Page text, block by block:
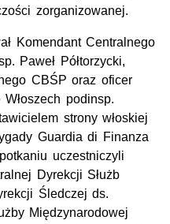
zorganizowanej.
Komendant Centralnego
Paweł Półtorzycki,
CBŚP oraz oficer
podinsp.
strony włoskiej
Guardia di Finanza
uczestniczyli
Dyrekcji Służb
Śledczej ds.
Międzynarodowej